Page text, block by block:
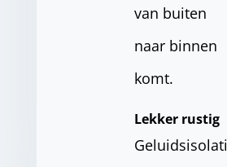
van buiten
naar binnen
komt.
Lekker rustig
Geluidsisolati